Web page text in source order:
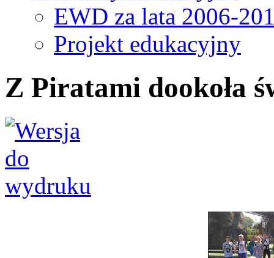
EWD za lata 2006-
Projekt edukacyjny
Z Piratami dookoła